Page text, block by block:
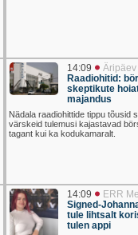
14:09
Äripäev
Raadiohitid:
skeptikute
majandus
Nädala raadiohittide tippu tõusid
värskeid tulemusi kajastavad
tagant kui ka kodukamaralt.
14:09
ERR
Signed-
tule lihtsalt
tulen appi